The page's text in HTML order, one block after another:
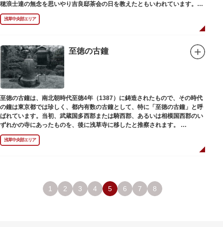
穂浪士達の無念を思いやり吉良邸茶会の日を教えたともいわれています。お
墓は願竜寺（がんりゅうじ）境内にあります。
浅草中央部エリア
至徳の古鐘
至徳の古鐘は、南北朝時代至徳4年（1387）に鋳造されたもので、その時代
の鐘は東京都では珍しく、都内有数の古鐘として、特に「至徳の古鐘」と呼
ばれています。当初、武蔵国多西郡または騎西郡、あるいは相模国西郡のい
ずれかの寺にあったものを、後に浅草寺に移したと推察されます。
現在は、五重塔北側の絵馬堂内に保管されています。絵馬堂は通常非公開と
なっていますが、不定期で行われる「伝法院庭園拝観と絵馬展」が開催され
浅草中央部エリア
1 2 3 4 5 6 7 8